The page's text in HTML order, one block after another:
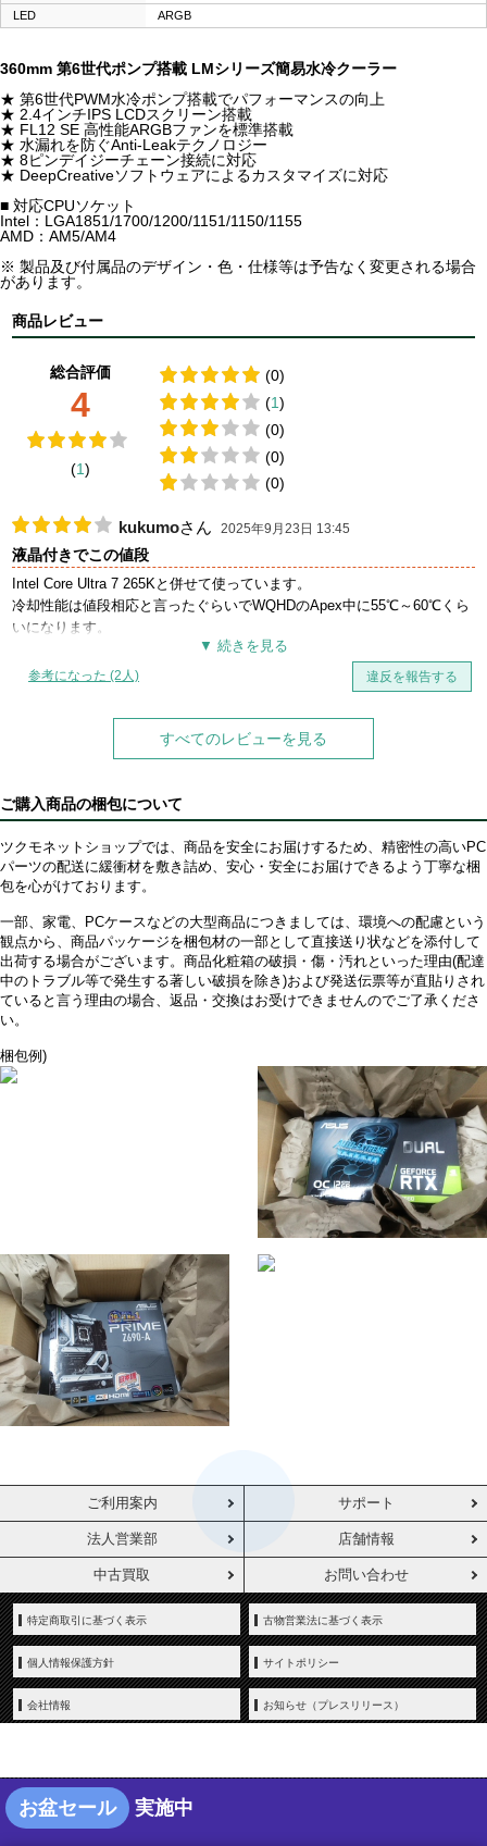
LED
ARGB
360mm 第6世代ポンプ搭載 LMシリーズ簡易水冷クーラー
★ 第6世代PWM水冷ポンプ搭載でパフォーマンスの向上
★ 2.4インチIPS LCDスクリーン搭載
★ FL12 SE 高性能ARGBファンを標準搭載
★ 水漏れを防ぐAnti-Leakテクノロジー
★ 8ピンデイジーチェーン接続に対応
★ DeepCreativeソフトウェアによるカスタマイズに対応
■ 対応CPUソケット
Intel：LGA1851/1700/1200/1151/1150/1155
AMD：AM5/AM4
※ 製品及び付属品のデザイン・色・仕様等は予告なく変更される場合
があります。
商品レビュー
総合評価
4
(1)
(0)
(1)
(0)
(0)
(0)
kukumoさん 2025年9月23日 13:45
液晶付きでこの値段
Intel Core Ultra 7 265Kと併せて使っています。
冷却性能は値段相応と言ったぐらいでWQHDのApex中に55℃～60℃くら
いになります。
音も普段はほとんど気にならず、高負荷時はそれなりにうるさいといっ
た感じで値段相応です。
ディスプレイは発色がいいとは決して言えませんが値段を考えれば十分
すぎるほどだと思います。
総じてディスプレイ付きとしては非常にコスパがいい簡易水冷クーラー
参考になった (2人) 違反を報告する
すべてのレビューを見る
ご購入商品の梱包について
ツクモネットショップでは、商品を安全にお届けするため、精密性の高いPC
パーツの配送に緩衝材を敷き詰め、安心・安全にお届けできるよう丁寧な梱
包を心がけております。
一部、家電、PCケースなどの大型商品につきましては、環境への配慮という
観点から、商品パッケージを梱包材の一部として直接送り状などを添付して
出荷する場合がございます。商品化粧箱の破損・傷・汚れといった理由(配達
中のトラブル等で発生する著しい破損を除き)および発送伝票等が直貼りされ
ていると言う理由の場合、返品・交換はお受けできませんのでご了承くださ
い。
梱包例)
ご利用案内 サポート
法人営業部 店舗情報
中古買取 お問い合わせ
特定商取引に基づく表示 古物営業法に基づく表示
個人情報保護方針 サイトポリシー
会社情報 お知らせ（プレスリリース）
Copyright © YAMADA-DENKI Co., Ltd. All rights reserved.
お盆セール 実施中